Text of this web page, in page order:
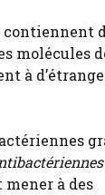
contiennent
molécules
à
à des